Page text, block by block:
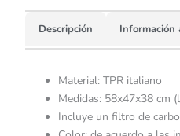
Descripción Información
Material: TPR italiano
Medidas: 58x47x38 cm
Incluye un filtro de